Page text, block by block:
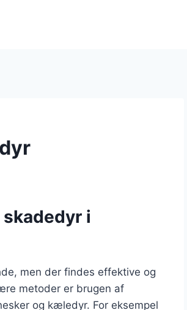
i
men der findes effektive og
metoder er brugen af
og kæledyr. For eksempel